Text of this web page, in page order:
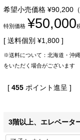
希望小売価格 ¥90,200
特別価格 ¥50,000
送料個別 ¥1,800
※送料について：北海道・沖
をいただく場合がございます
[ 455 ポイント進呈 ]
3階以上、エレベータ